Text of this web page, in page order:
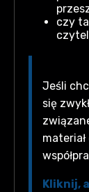
czy
Jeśli
się
Kliknij,